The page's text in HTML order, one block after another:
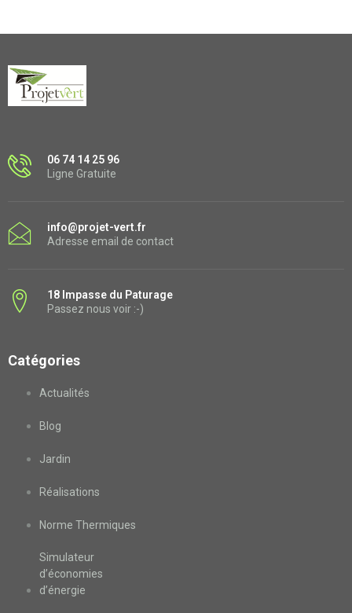
06 74 14 25 96
Ligne Gratuite
info@projet-vert.fr
Adresse email de contact
18 Impasse du Paturage
Passez nous voir :-)
Catégories
Actualités
Blog
Jardin
Réalisations
Norme Thermiques
Simulateur
d’économies
d’énergie